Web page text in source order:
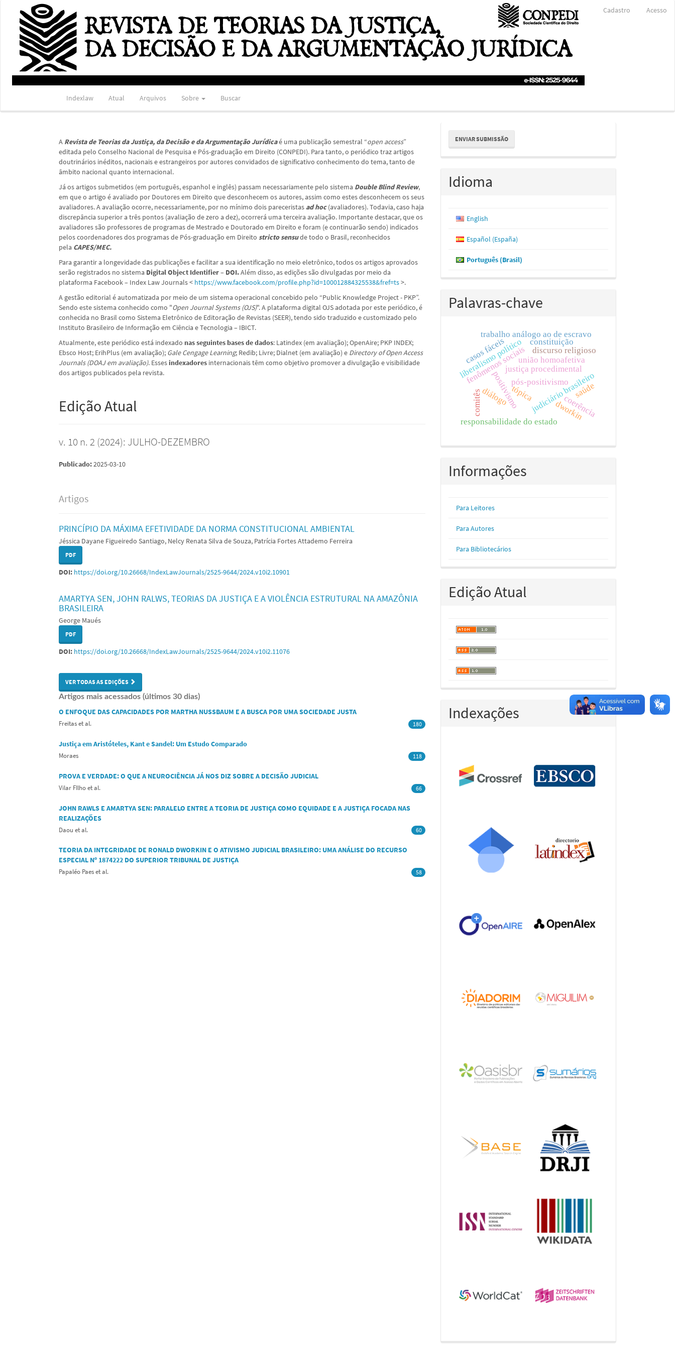
Navegação
Principal
Conteúdo
principal
Barra
Lateral
Cadastro Acesso
Indexlaw Atual Arquivos Sobre Buscar
A Revista de Teorias da Justiça, da Decisão e da Argumentação Jurídicaé uma publicação semestral “open access”
editada pelo Conselho Nacional de Pesquisa e Pós-graduação em Direito (CONPEDI). Para tanto, o periódico traz artigos
doutrinários inéditos, nacionais e estrangeiros por autores convidados de significativo conhecimento do tema, tanto de
âmbito nacional quanto internacional.
Já os artigos submetidos (em português, espanhol e inglês) passam necessariamente pelo sistema Double Blind Review,
em que o artigo é avaliado por Doutores em Direito que desconhecem os autores, assim como estes desconhecem os seus
avaliadores. A avaliação ocorre, necessariamente, por no mínimo dois pareceristas ad hoc(avaliadores). Todavia, caso haja
discrepância superior a três pontos (avaliação de zero a dez), ocorrerá uma terceira avaliação. Importante destacar, que os
avaliadores são professores de programas de Mestrado e Doutorado em Direito e foram (e continuarão sendo) indicados
pelos coordenadores dos programas de Pós-graduação em Direito stricto sensude todo o Brasil, reconhecidos
pela CAPES/MEC.
Para garantir a longevidade das publicações e facilitar a sua identificação no meio eletrônico, todos os artigos aprovados
serão registrados no sistema Digital Object Identifier – DOI.Além disso, as edições são divulgadas por meio da
plataforma Facebook – Index Law Journals < https://www.facebook.com/profile.php?id=100012884325538&fref=ts>.
A gestão editorial é automatizada por meio de um sistema operacional concebido pelo “Public Knowledge Project - PKP”.
Sendo este sistema conhecido como "Open Journal Systems (OJS)". A plataforma digital OJS adotada por este periódico, é
conhecida no Brasil como Sistema Eletrônico de Editoração de Revistas (SEER), tendo sido traduzido e customizado pelo
Instituto Brasileiro de Informação em Ciência e Tecnologia – IBICT.
Atualmente, este periódico está indexado nas seguintes bases de dados: Latindex (em avaliação); OpenAire; PKP INDEX;
Ebsco Host; ErihPlus (em avaliação); Gale Cengage Learning; Redib; Livre; Dialnet (em avaliação) e Directory of Open Access
Journals (DOAJ em avaliação). Essesindexadores internacionais têm como objetivo promover a divulgação e visibilidade
dos artigos publicados pela revista.
Edição Atual
v. 10 n. 2 (2024): JULHO-DEZEMBRO
Publicado:2025-03-10
Artigos
PRINCÍPIO DA MÁXIMA EFETIVIDADE DA NORMA CONSTITUCIONAL AMBIENTAL
Jéssica Dayane Figueiredo Santiago, Nelcy Renata Silva de Souza, Patrícia Fortes Attademo Ferreira
PDF
DOI: https://doi.org/10.26668/IndexLawJournals/2525-9644/2024.v10i2.10901
AMARTYA SEN, JOHN RALWS, TEORIAS DA JUSTIÇA E A VIOLÊNCIA ESTRUTURAL NA AMAZÔNIA
BRASILEIRA
George Maués
PDF
DOI: https://doi.org/10.26668/IndexLawJournals/2525-9644/2024.v10i2.11076
VER TODAS AS EDIÇÕES
Artigos mais acessados (últimos 30 dias)
O ENFOQUE DAS CAPACIDADES POR MARTHA NUSSBAUM E A BUSCA POR UMA SOCIEDADE JUSTA
Freitas et al. 180
Justiça em Aristóteles, Kant e Sandel: Um Estudo Comparado
Moraes 118
PROVA E VERDADE: O QUE A NEUROCIÊNCIA JÁ NOS DIZ SOBRE A DECISÃO JUDICIAL
Vilar FIlho et al. 66
JOHN RAWLS E AMARTYA SEN: PARALELO ENTRE A TEORIA DE JUSTIÇA COMO EQUIDADE E A JUSTIÇA FOCADA NAS
REALIZAÇÕES
Daou et al. 60
TEORIA DA INTEGRIDADE DE RONALD DWORKIN E O ATIVISMO JUDICIAL BRASILEIRO: UMA ANÁLISE DO RECURSO
ESPECIAL Nº 1874222 DO SUPERIOR TRIBUNAL DE JUSTIÇA
Papaléo Paes et al. 58
Enviar
Submissão
ENVIAR SUBMISSÃO
Idioma
English
Español (España)
Português (Brasil)
Palavras-chave
fenômenos sociaispós-positivismo
justiça procedimental
liberalismo políticounião homoafetiva
judiciário brasileiro
positivismo
responsabilidade do estadodworkin
coerência
trabalho análogo ao de escravo
discurso religioso
tópica saúde
diálogo
comitês
constituição
casos fáceis
Informações
Para Leitores
Para Autores
Para Bibliotecários
Edição Atual
Indexações